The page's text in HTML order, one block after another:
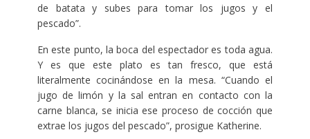
de batata y subes para tomar los jugos y el
pescado”.
En este punto, la boca del espectador es toda agua.
Y es que este plato es tan fresco, que está
literalmente cocinándose en la mesa. “Cuando el
jugo de limón y la sal entran en contacto con la
carne blanca, se inicia ese proceso de cocción que
extrae los jugos del pescado”, prosigue Katherine.